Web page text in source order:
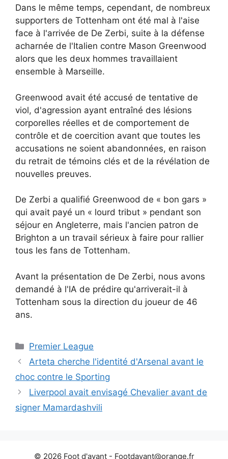
Dans le même temps, cependant, de nombreux
supporters de Tottenham ont été mal à l'aise
face à l'arrivée de De Zerbi, suite à la défense
acharnée de l'Italien contre Mason Greenwood
alors que les deux hommes travaillaient
ensemble à Marseille.
Greenwood avait été accusé de tentative de
viol, d'agression ayant entraîné des lésions
corporelles réelles et de comportement de
contrôle et de coercition avant que toutes les
accusations ne soient abandonnées, en raison
du retrait de témoins clés et de la révélation de
nouvelles preuves.
De Zerbi a qualifié Greenwood de « bon gars »
qui avait payé un « lourd tribut » pendant son
séjour en Angleterre, mais l'ancien patron de
Brighton a un travail sérieux à faire pour rallier
tous les fans de Tottenham.
Avant la présentation de De Zerbi, nous avons
demandé à l'IA de prédire qu'arriverait-il à
Tottenham sous la direction du joueur de 46
ans.
Catégories
Premier League
Arteta cherche l'identité d'Arsenal avant le
choc contre le Sporting
Liverpool avait envisagé Chevalier avant de
signer Mamardashvili
© 2026 Foot d'avant - Footdavant@orange.fr